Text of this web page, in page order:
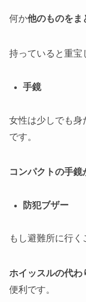
何か他のものをま
持っていると重宝
手鏡
女性は少しでも身
です。
コンパクトの手鏡
防犯ブザー
もし避難所に行く
ホイッスルの代わ
便利です。